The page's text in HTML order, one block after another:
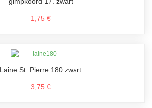
1,75 €
Laine St. Pierre 180 zwart
3,75 €